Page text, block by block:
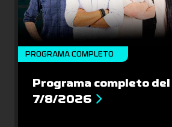
PROGRAMA COMPLETO
Programa completo del
7/8/2026